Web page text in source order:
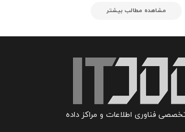
مشاهده مطالب بیشتر
فناوری اطلاعات و مراکز داده